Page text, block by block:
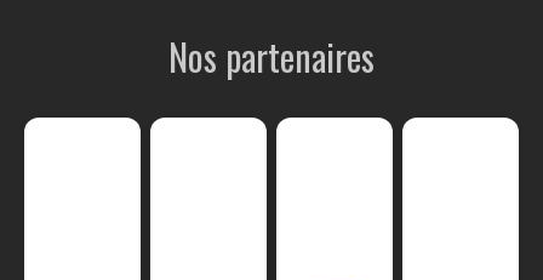
Nos partenaires